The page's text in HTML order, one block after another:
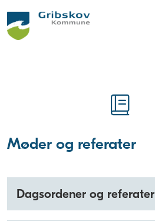
Møder og referater
Dagsordener og referater